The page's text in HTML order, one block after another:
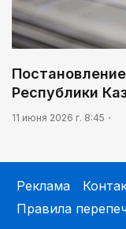
Республики
11 июня 2026 г. 8:45
Реклама
Правила